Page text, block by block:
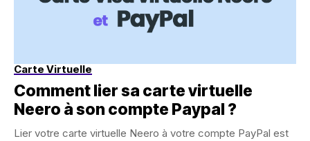
Carte Virtuelle
Comment lier sa carte virtuelle
Neero à son compte Paypal ?
Lier votre carte virtuelle Neero à votre compte PayPal est